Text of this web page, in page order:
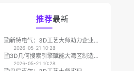
推荐最新
新特电气：3D工艺大师助力企业数
字化转型
2026-05-21 10:28
3D几何搜索引擎赋能大湾区制造
业，重塑3D模型重用与管理效率
2026-05-21 10:28